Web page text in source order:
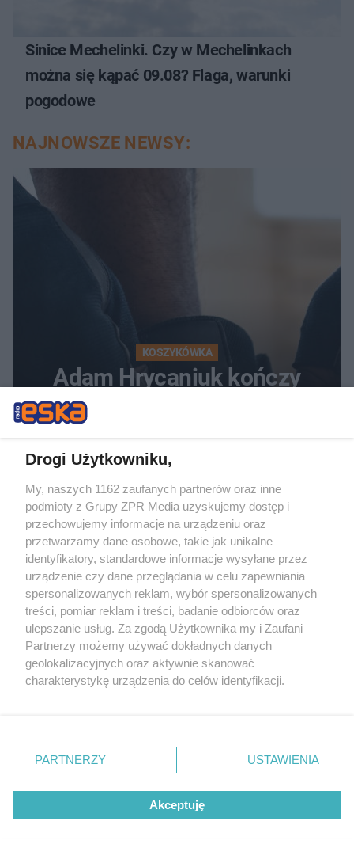
Sinice Mechelinki. Czy w Mechelinkach
można się kąpać 09.08? Flaga, warunki
pogodowe
NAJNOWSZE NEWSY:
KOSZYKÓWKA
Adam Hrycaniuk kończy
karierę. „Bestia” schodzi z
DOMOWE PORZĄDKI
Hiszpański sposób na czystą
osady przez noc
Drogi Użytkowniku,
My, naszych 1162 zaufanych partnerów oraz inne
podmioty z Grupy ZPR Media uzyskujemy dostęp i
przechowujemy informacje na urządzeniu oraz
przetwarzamy dane osobowe, takie jak unikalne
identyfikatory, standardowe informacje wysyłane przez
urządzenie czy dane przeglądania w celu zapewniania
spersonalizowanych reklam, wybór spersonalizowanych
treści, pomiar reklam i treści, badanie odbiorców oraz
ulepszanie usług. Za zgodą Użytkownika my i Zaufani
Partnerzy możemy używać dokładnych danych
geolokalizacyjnych oraz aktywnie skanować
charakterystykę urządzenia do celów identyfikacji.
zmienić/wycofać klikając przycisk ustawień prywatności
znajdujący się w lewym dolnym rogu strony
rodzaje przetwarzania danych nie wymagają zgody
użytkownika, ale masz prawo sprzeciwić się takiemu
przetwarzaniu. Preferencje będą miały zastosowanie tylko
PARTNERZY USTAWIENIA
Akceptuję